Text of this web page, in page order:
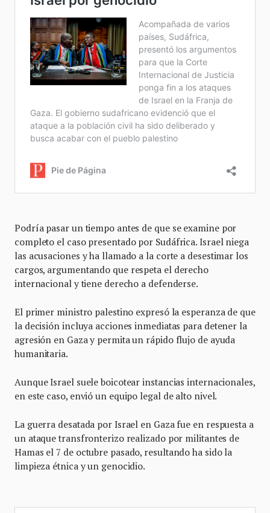
Podría pasar un tiempo antes de que se examine por
completo el caso presentado por Sudáfrica. Israel niega
las acusaciones y ha llamado a la corte a desestimar los
cargos, argumentando que respeta el derecho
internacional y tiene derecho a defenderse.
El primer ministro palestino expresó la esperanza de que
la decisión incluya acciones inmediatas para detener la
agresión en Gaza y permita un rápido flujo de ayuda
humanitaria.
Aunque Israel suele boicotear instancias internacionales,
en este caso, envió un equipo legal de alto nivel.
La guerra desatada por Israel en Gaza fue en respuesta a
un ataque transfronterizo realizado por militantes de
Hamas el 7 de octubre pasado, resultando ha sido la
limpieza étnica y un genocidio.